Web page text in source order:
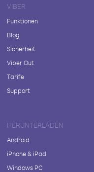
VIBER
Funktionen
Blog
Sicherheit
Viber Out
Tarife
Support
HERUNTERLADEN
Android
iPhone & iPad
Windows PC